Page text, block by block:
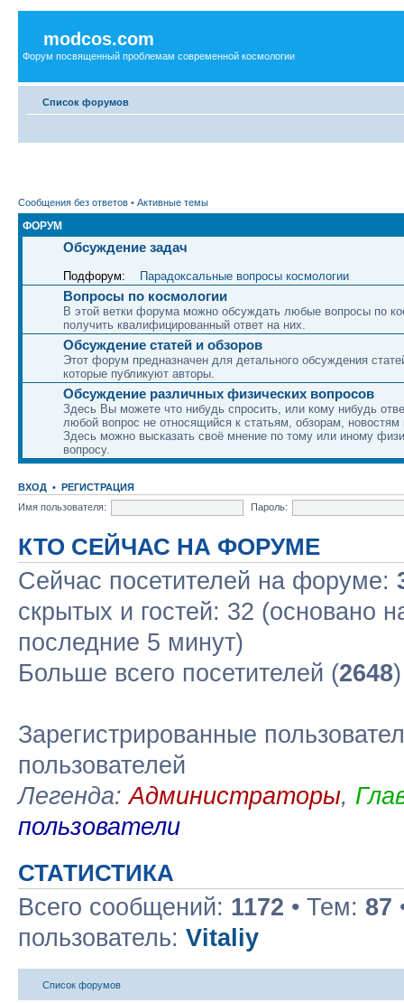
modcos.com
Форум посвященный проблемам современной космологии
Список форумов
Сообщения без ответов • Активные темы
ФОРУМ
Обсуждение задач
Подфорум: Парадоксальные вопросы космологии
Вопросы по космологии
В этой ветки форума можно обсуждать любые вопросы по
получить квалифицированный ответ на них.
Обсуждение статей и обзоров
Этот форум предназначен для детального обсуждения
которые публикуют авторы.
Обсуждение различных физических вопросов
Здесь Вы можете что нибудь спросить, или кому нибудь
любой вопрос не относящийся к статьям, обзорам, новостям
Здесь можно высказать своё мнение по тому или иному
вопросу.
ВХОД • РЕГИСТРАЦИЯ
Имя пользователя:
Пароль:
КТО СЕЙЧАС НА ФОРУМЕ
Сейчас посетителей на форуме:
скрытых и гостей: 32 (основано
последние 5 минут)
Больше всего посетителей (2648
Зарегистрированные
пользователей
Легенда:Администраторы,
пользователи
СТАТИСТИКА
Всего сообщений: 1172 • Тем: 87
пользователь: Vitaliy
Список форумов